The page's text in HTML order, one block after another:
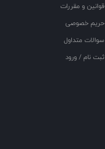
قوانین و مقررات
حریم خصوصی
سوالات متداول
ثبت نام / ورود